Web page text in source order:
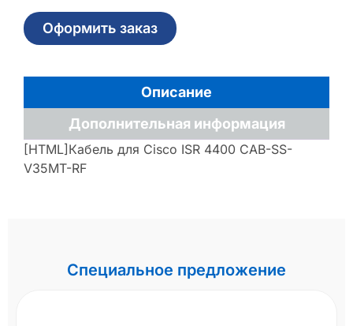
Оформить заказ
Описание
Дополнительная информация
[HTML]Кабель для Cisco ISR 4400 CAB-SS-
V35MT-RF
Специальное предложение